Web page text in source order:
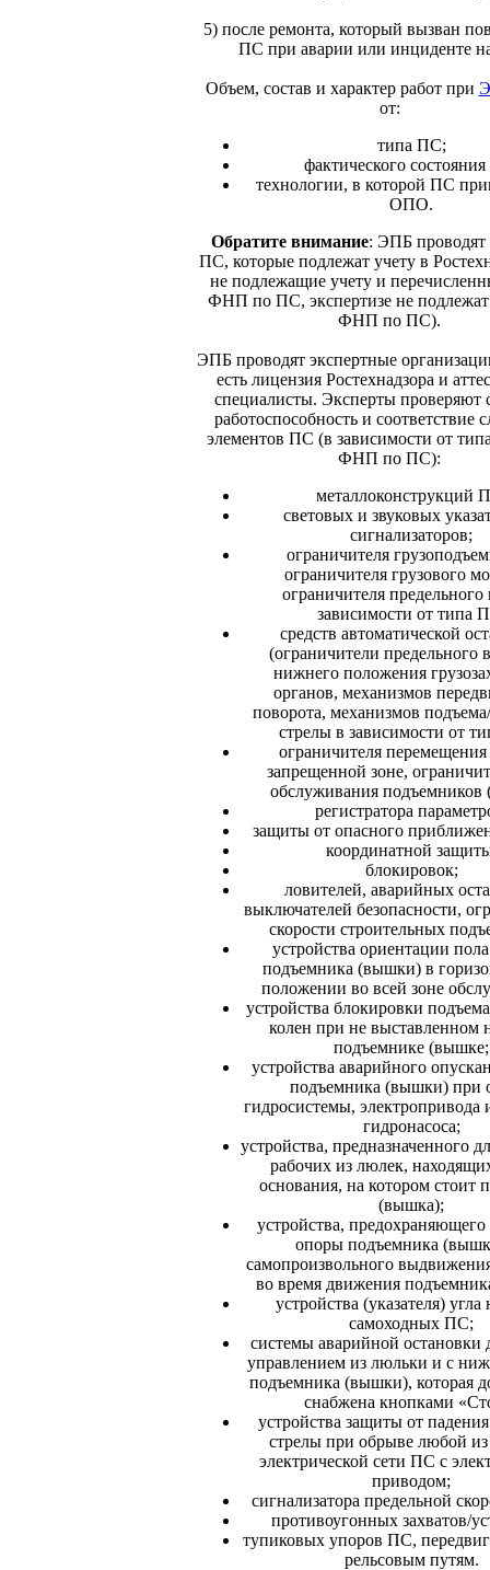
5) после ремонта, который вызван
ПС при аварии или инциденте
Объем, состав и характер работ при
от:
типа ПС;
фактического
технологии, в которой ПС
ОПО.
Обратите внимание: ЭПБ проводят
ПС, которые подлежат учету в
не подлежащие учету и
ФНП по ПС, экспертизе не
ФНП по ПС).
ЭПБ проводят экспертные
есть лицензия Ростехнадзора и
специалисты. Эксперты проверяют
работоспособность и соответствие
элементов ПС (в зависимости от
ФНП по ПС):
металлоконструкций
световых и звуковых
сигнализаторов;
ограничителя
ограничителя грузового
ограничителя предельного
зависимости от типа
средств автоматической
(ограничители предельного
нижнего положения
органов, механизмов
поворота, механизмов
стрелы в зависимости от
ограничителя перемещения
запрещенной зоне,
обслуживания
регистратора
защиты от опасного
координатной
блокировок;
ловителей, аварийных
выключателей безопасности,
скорости строительных
устройства ориентации
подъемника (вышки) в
положении во всей зоне
устройства блокировки
колен при не выставленном
подъемнике (вышке;
устройства аварийного
подъемника (вышки) при
гидросистемы, электропривода
гидронасоса;
устройства, предназначенного
рабочих из люлек,
основания, на котором стоит
(вышка);
устройства,
опоры подъемника
самопроизвольного
во время движения
устройства (указателя) угла
самоходных ПС;
системы аварийной остановки
управлением из люльки и с
подъемника (вышки), которая
снабжена кнопками
устройства защиты от
стрелы при обрыве любой из
электрической сети ПС с
приводом;
сигнализатора предельной
противоугонных захватов/
тупиковых упоров ПС,
рельсовым путям.